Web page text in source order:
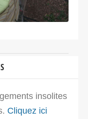
insolites
Cliquez ici